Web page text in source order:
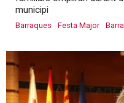
municipi
Barraques Festa Major